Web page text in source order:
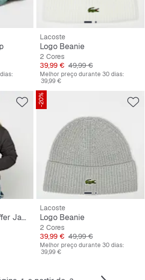
Lacoste
Logo Beanie
2 Cores
Preço
39,99 € Preço original
49,99 €
Melhor preço durante 30 dias:
39,99 €
Ladies Peached Puffer Jacket With Hood
-20%
Lacoste
Logo Beanie
2 Cores
Preço
39,99 € Preço original
49,99 €
Melhor preço durante 30 dias:
39,99 €